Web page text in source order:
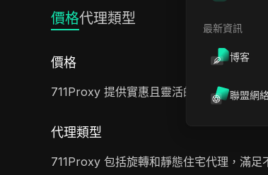
最新資訊
博客
聯盟網
價格代理類型
價格
711Proxy 提供實惠且靈活的定價計劃，允
代理類型
711Proxy 包括旋轉和靜態住宅代理，滿